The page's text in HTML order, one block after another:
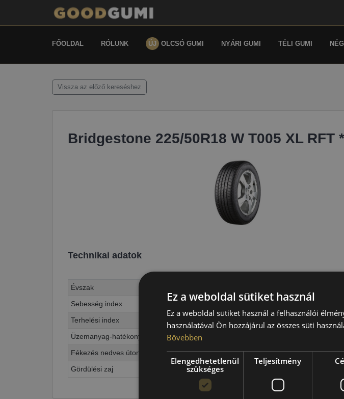
FŐOLDAL RÓLUNK ÚJ OLCSÓ GUMI NYÁRI GUMI TÉLI GUMI
Vissza az előző kereséshez
Bridgestone 225/50R18 W T005 XL RFT *
Technikai adatok
Évszak
Sebesség index
Terhelési index
99=775kg
Üzemanyag-hatékonyság
Fékezés nedves úton
B
Gördülési zaj
Ez a weboldal sütiket használ
Ez a weboldal sütiket használ a felhasználói
használatával Ön hozzájárul az összes süti
Bővebben
Elengedhetetlenül
szükséges
Teljesítmény